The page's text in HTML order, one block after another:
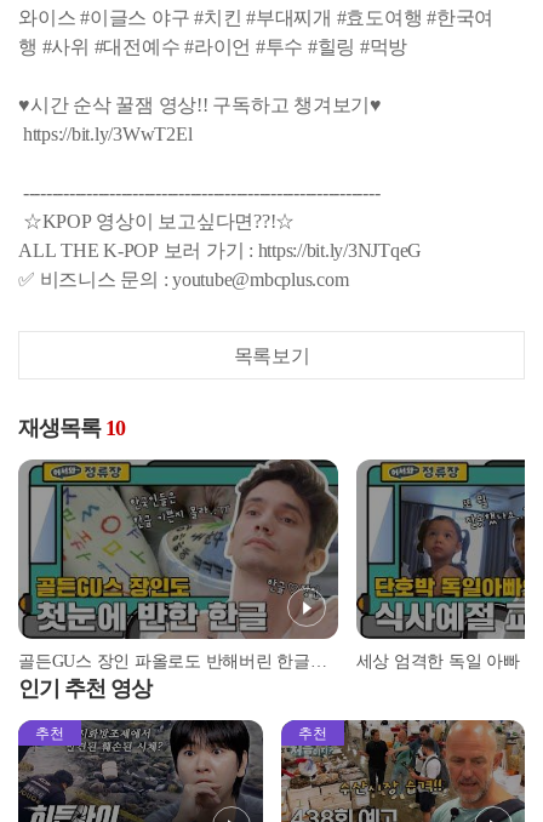
와이스 #이글스 야구 #치킨 #부대찌개 #효도여행 #한국여
행 #사위 #대전예수 #라이언 #투수 #힐링 #먹방
♥시간 순삭 꿀잼 영상!! 구독하고 챙겨보기♥
https://bit.ly/3WwT2El
--------------------------------------------------------------
☆KPOP 영상이 보고싶다면??!☆
ALL THE K-POP 보러 가기 : https://bit.ly/3NJTqeG
✅ 비즈니스 문의 : youtube@mbcplus.com
목록보기
재생목록 10
골든GU스 장인 파올로도 반해버린 한글의 매력♥ l #어서와정류장 l #어서와한국은처음이지 l #MBCevery1 l EP.151
인기 추천 영상
추천 추천